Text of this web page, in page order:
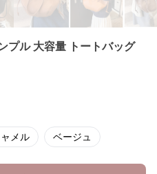
プル 大容量 トートバッグ
メル ベージュ